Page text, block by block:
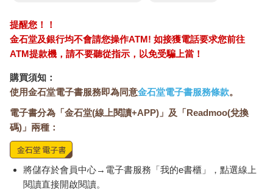
提醒您！！
金石堂及銀行均不會請您操作ATM! 如接獲電話要求您前往
ATM提款機，請不要聽從指示，以免受騙上當！
購買須知：
使用金石堂電子書服務即為同意金石堂電子書服務條款。
電子書分為「金石堂(線上閱讀+APP)」及「Readmoo(兌換
碼)」兩種：
將儲存於會員中心→電子書服務「我的e書櫃」，點選線上
閱讀直接開啟閱讀。